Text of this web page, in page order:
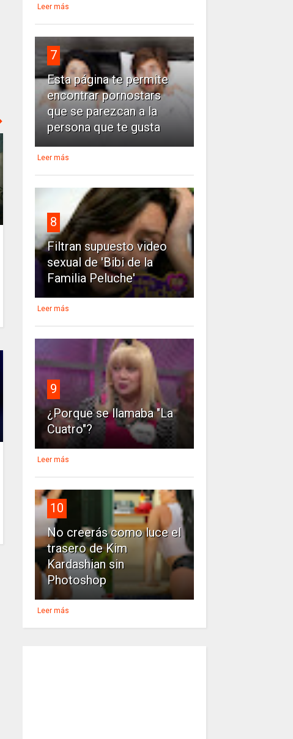
Leer más
7
Esta página te permite
encontrar pornostars
que se parezcan a la
persona que te gusta
Leer más
8
Filtran supuesto video
sexual de 'Bibi de la
Familia Peluche'
Leer más
9
¿Porque se llamaba "La
Cuatro"?
Leer más
10
No creerás como luce el
trasero de Kim
Kardashian sin
Photoshop
Leer más